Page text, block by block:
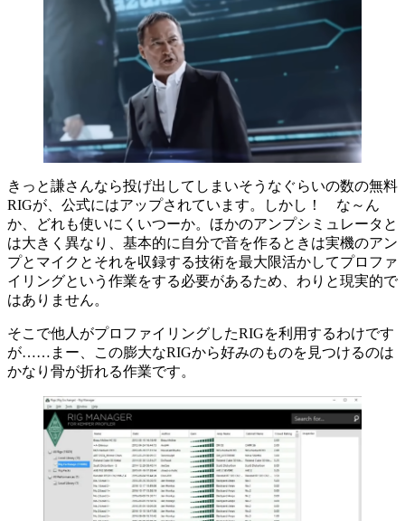
きっと謙さんなら投げ出してしまいそうなぐらいの数の無料
RIGが、公式にはアップされています。しかし！ な～ん
か、どれも使いにくいつーか。ほかのアンプシミュレータと
は大きく異なり、基本的に自分で音を作るときは実機のアン
プとマイクとそれを収録する技術を最大限活かしてプロファ
イリングという作業をする必要があるため、わりと現実的で
はありません。
そこで他人がプロファイリングしたRIGを利用するわけです
が……まー、この膨大なRIGから好みのものを見つけるのは
かなり骨が折れる作業です。